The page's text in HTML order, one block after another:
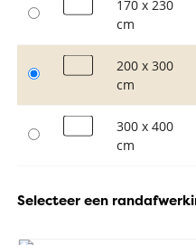
170 x 230
cm
200 x 300
cm
300 x 400
cm
Selecteer een